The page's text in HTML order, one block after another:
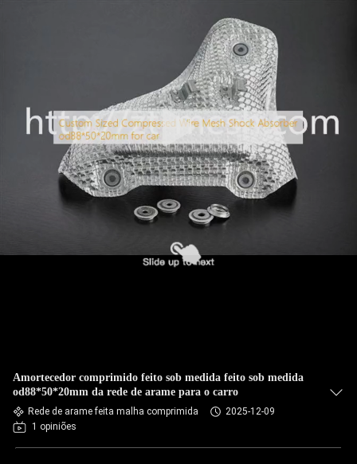
Amortecedor comprimido feito sob medida feito sob medida
od88*50*20mm da rede de arame para o carro
Rede de arame feita malha comprimida
2025-12-09
1 opiniões